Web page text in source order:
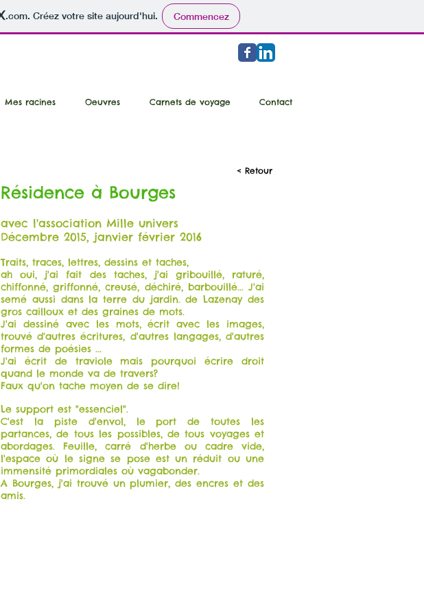
.com. Créez votre site aujourd'hui. Commencez
Mes racines Oeuvres Carnets de voyage Contact
Résidence à Bourges
avec l'association Mille univers
Décembre 2015, janvier février 2016
Traits, traces, lettres, dessins et taches,
ah oui, j'ai fait des taches, j'ai gribouillé, raturé,
chiffonné, griffonné, creusé, déchiré, barbouillé... J'ai
semé aussi dans la terre du jardin. de Lazenay des
gros cailloux et des graines de mots.
J'ai dessiné avec les mots, écrit avec les images,
trouvé d'autres écritures, d'autres langages, d'autres
formes de poésies ...
J'ai écrit de traviole mais pourquoi écrire droit
quand le monde va de travers?
Faux qu'on tache moyen de se dire!
Le support est "essenciel".
C'est la piste d'envol, le port de toutes les
partances, de tous les possibles, de tous voyages et
abordages. Feuille, carré d'herbe ou cadre vide,
l'espace où le signe se pose est un réduit ou une
immensité primordiales où vagabonder.
A Bourges, j'ai trouvé un plumier, des encres et des
amis.
< Retour